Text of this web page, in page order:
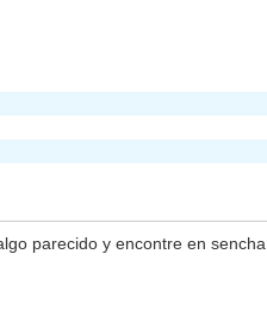
parecido y encontre en